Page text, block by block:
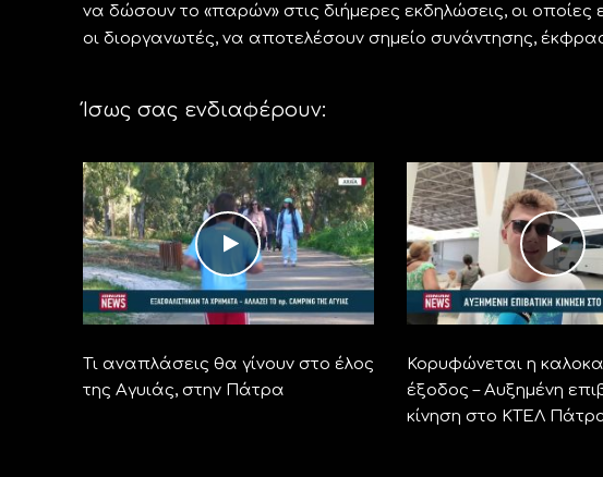
να δώσουν το «παρών» στις διήμερες εκδηλώσεις, οι
οι διοργανωτές, να αποτελέσουν σημείο συνάντησης,
Ίσως σας ενδιαφέρουν:
Τι αναπλάσεις θα γίνουν στο έλος
της Αγυιάς, στην Πάτρα
Κορυφώνεται η
έξοδος – Αυξημένη
κίνηση στο ΚΤΕΛ